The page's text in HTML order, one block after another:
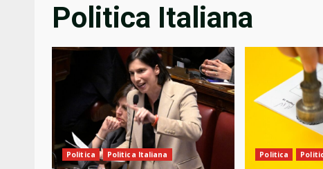
Politica Italiana
Politica Politica Italiana Politica